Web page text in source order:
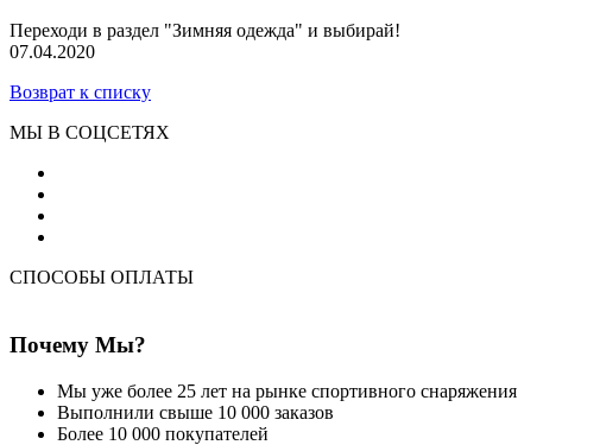
Переходи в раздел "Зимняя одежда" и выбирай!
07.04.2020
Возврат к списку
МЫ В СОЦСЕТЯХ
СПОСОБЫ ОПЛАТЫ
Почему Мы?
Мы уже более 25 лет на рынке спортивного снаряжения
Выполнили свыше 10 000 заказов
Более 10 000 покупателей